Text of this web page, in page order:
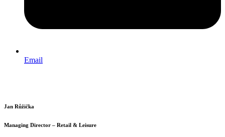
Email
Jan Růžička
Managing Director – Retail & Leisure